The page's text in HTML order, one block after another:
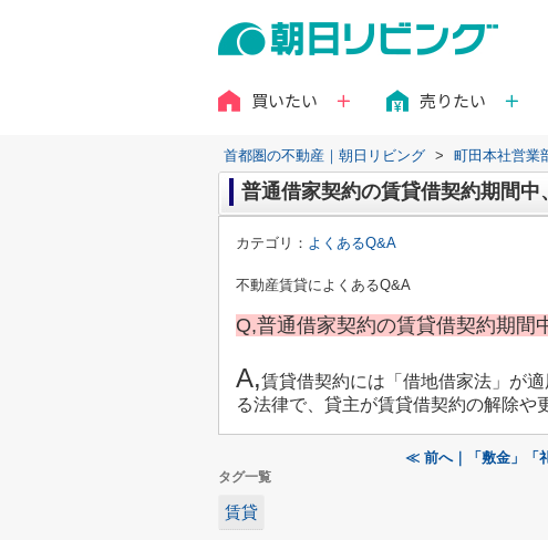
買いたい 売りたい
首都圏の不動産｜朝日リビング > 町田本社営業
普通借家契約の賃貸借契約期間
カテゴリ： よくあるQ&A
不動産賃貸によくあるQ&A
Q,普通借家契約の賃貸借契約期間
A,賃貸借契約には「借地借家法」が
る法律で、貸主が賃貸借契約の解除や
≪ 前へ｜「敷金」「
タグ一覧
賃貸